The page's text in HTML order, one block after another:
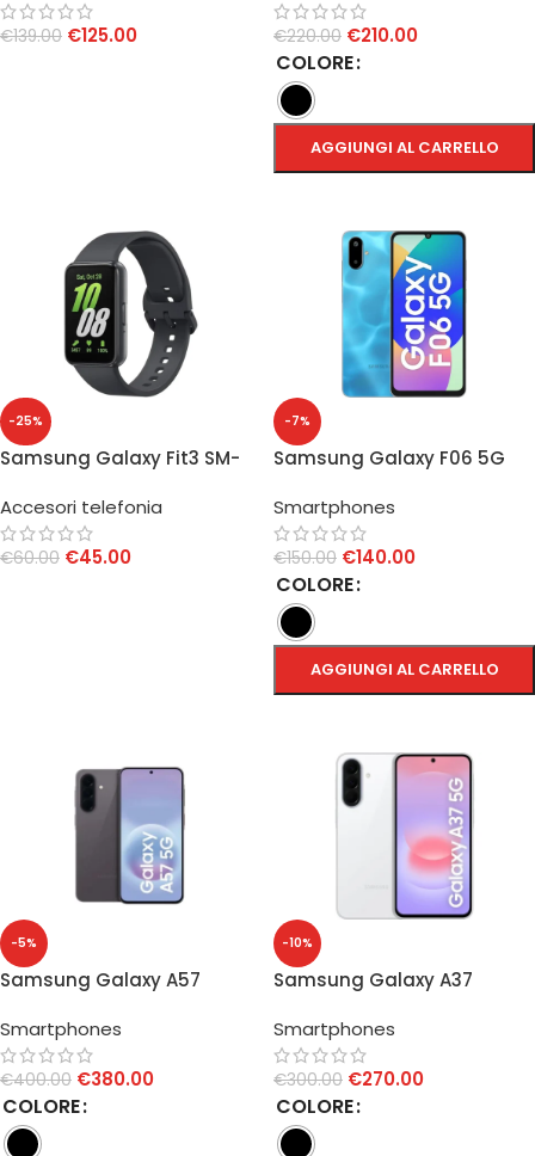
€139.00 €125.00 €220.00 €210.00
COLORE
AGGIUNGI AL CARRELLO
-25%
Samsung Galaxy Fit3 SM-
Accesori telefonia
€60.00 €45.00
-7%
Samsung Galaxy F06 5G
Smartphones
€150.00 €140.00
COLORE
AGGIUNGI AL CARRELLO
-5%
Samsung Galaxy A57
Smartphones
€400.00 €380.00
COLORE
-10%
Samsung Galaxy A37
Smartphones
€300.00 €270.00
COLORE